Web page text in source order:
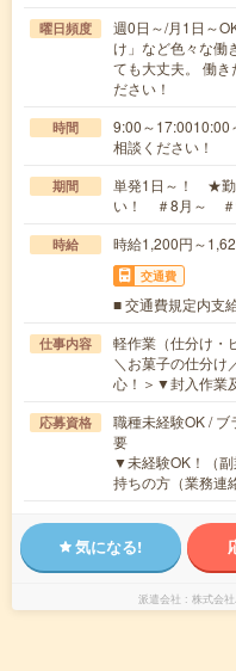
曜日頻度
週0日～/月1日～
け」など色々な働
ても大丈夫。 働き
ださい！
時間
9:00～
相談ください！
期間
単発1日～！ ★勤
い！ ＃8月～ ＃
時給 時給1,200円～
交通費
■ 交通費規定内支
仕事内容
軽作業（仕分け・
＼お菓子の仕分け
心！＞▼封入作業
応募資格
職種未経験OK / ブ
要
▼未経験OK！（
持ちの方（業務連
気になる!
派遣会社 株式会